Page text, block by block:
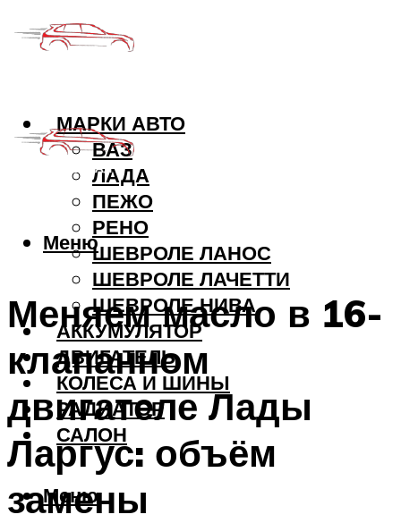
МАРКИ АВТО
ВАЗ
ЛАДА
ПЕЖО
РЕНО
ШЕВРОЛЕ ЛАНОС
ШЕВРОЛЕ ЛАЧЕТТИ
ШЕВРОЛЕ НИВА
АККУМУЛЯТОР
ДВИГАТЕЛЬ
КОЛЕСА И ШИНЫ
РАДИАТОР
САЛОН
Меню
Меню
Меняем масло в 16-
клапанном
двигателе Лады
Ларгус: объём
замены